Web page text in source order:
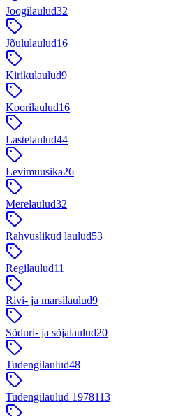
Joogilaulud32
Jõululaulud16
Kirikulaulud9
Koorilaulud16
Lastelaulud44
Levimuusika26
Merelaulud32
Rahvuslikud laulud53
Regilaulud11
Rivi- ja marsilaulud9
Sõduri- ja sõjalaulud20
Tudengilaulud48
Tudengilaulud 1978113